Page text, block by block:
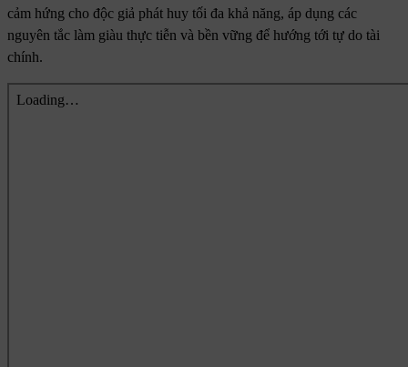
cảm hứng cho độc giả phát huy tối đa khả năng, áp dụng các
nguyên tắc làm giàu thực tiễn và bền vững để hướng tới tự do tài
chính.